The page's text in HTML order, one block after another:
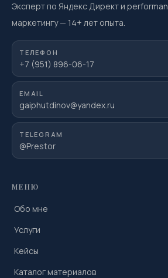
Эксперт по Яндекс Директ и
маркетингу— 14+ лет опыта.
ТЕЛЕФОН
+7 (951) 896-06-17
EMAIL
gaiphutdinov@yandex.ru
TELEGRAM
@Prestor
МЕНЮ
Обо мне
Услуги
Кейсы
Каталог материалов